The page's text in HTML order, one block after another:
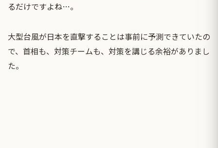
るだけですよね…。
大型台風が日本を直撃することは事前に予測できていたの
で、首相も、対策チームも、対策を講じる余裕がありまし
た。